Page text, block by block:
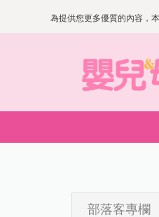
為提供您更多優質的內容，
部落客專欄